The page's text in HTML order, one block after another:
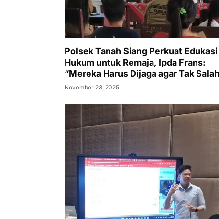
Polsek Tanah Siang Perkuat Edukasi
Hukum untuk Remaja, Ipda Frans:
“Mereka Harus Dijaga agar Tak Salah
Langkah”
November 23, 2025